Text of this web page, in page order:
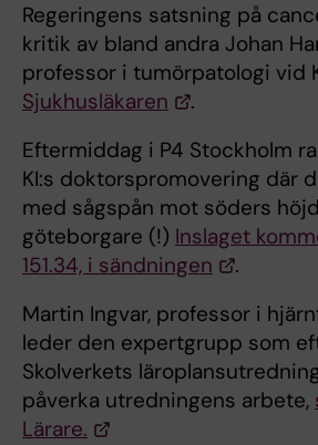
Regeringens satsning på
kritik av bland andra Johan
professor i tumörpatologi vid
Sjukhusläkaren
.
Eftermiddag i P4 Stockholm
KI:s doktorspromovering där
med sågspån mot söders
göteborgare (!) Inslaget
151.34, i sändningen
.
Martin Ingvar, professor i
leder den expertgrupp som
Skolverkets
påverka utredningens arbete,
Lärare.